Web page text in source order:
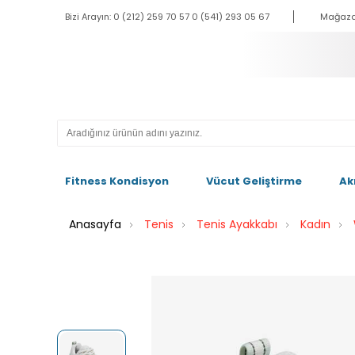
Bizi Arayın: 0 (212) 259 70 57 0 (541) 293 05 67
Fitness Kondisyon Vücut Geliştirme
Anasayfa Tenis Tenis Ayakkabı Kadın